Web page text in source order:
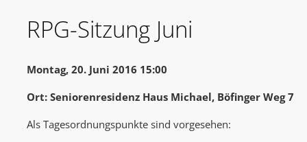
RPG-Sitzung Juni
Montag, 20. Juni 2016 15:00
Ort: Seniorenresidenz Haus Michael, Böfinger Weg 7
Als Tagesordnungspunkte sind vorgesehen: